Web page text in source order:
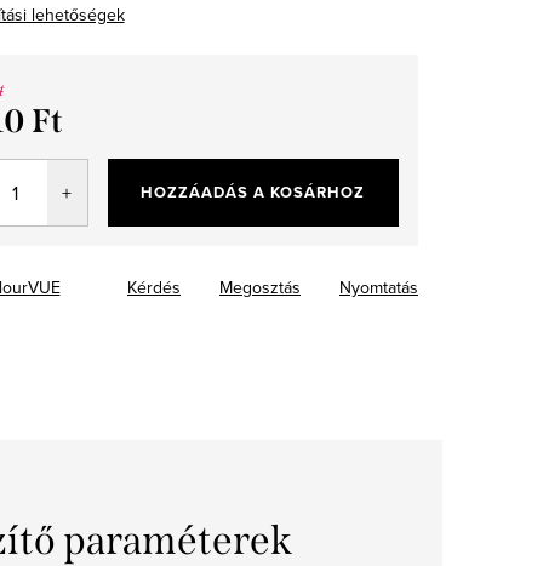
lehetőségek
Ft
HOZZÁADÁS A KOSÁRHOZ
Nyomtatás
Kérdés Megosztás
paraméterek